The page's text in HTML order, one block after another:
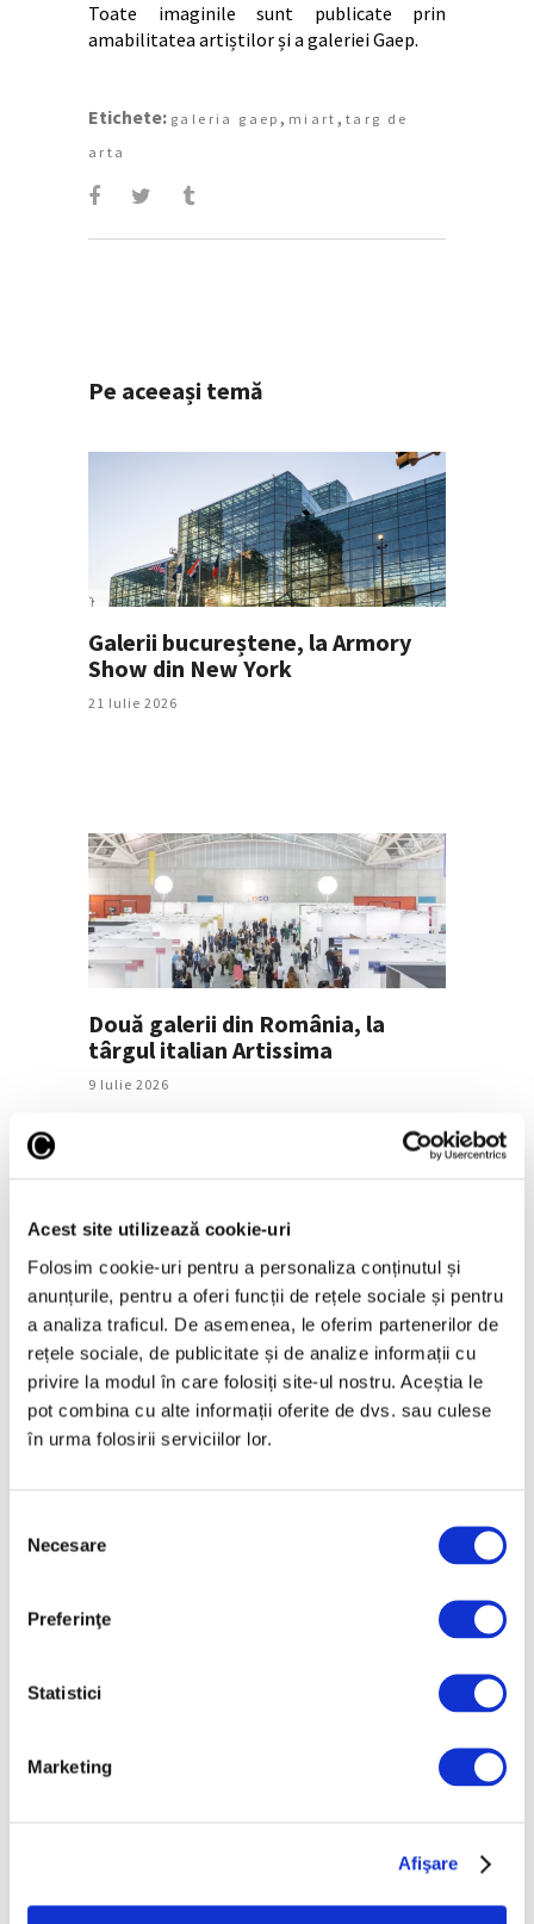
Acest site utilizează cookie-uri
Folosim cookie-uri pentru a personaliza conținutul și
anunțurile, pentru a oferi funcții de rețele sociale și pentru
a analiza traficul. De asemenea, le oferim partenerilor de
rețele sociale, de publicitate și de analize informații cu
privire la modul în care folosiți site-ul nostru. Aceștia le
pot combina cu alte informații oferite de dvs. sau culese
în urma folosirii serviciilor lor.
consimțământului
Necesare
Preferinţe
Statistici
Marketing
Afişare
Toate imaginile sunt publicate prin
amabilitatea artiștilor și a galeriei Gaep.
Etichete: galeria gaep , miart , targ de
arta
Pe aceeași temă
Galerii bucureștene, la Armory
Show din New York
21 Iulie 2026
Două galerii din România, la
târgul italian Artissima
9 Iulie 2026
Trei galerii bucureștene, la Liste
Art Fair Basel
MoBU 2026 – Sandu Darie,